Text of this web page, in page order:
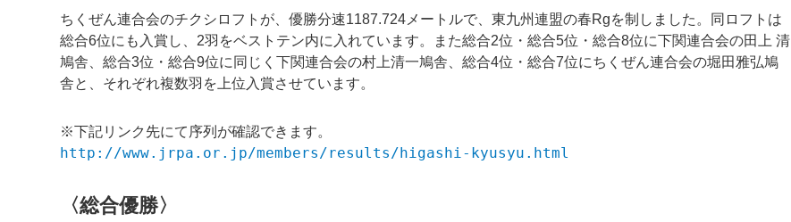
ちくぜん連合会のチクシロフトが、優勝分速1187.724メートルで、東九州連盟の春Rgを制しました。同ロフトは
総合6位にも入賞し、2羽をベストテン内に入れています。また総合2位・総合5位・総合8位に下関連合会の田上 清
鳩舎、総合3位・総合9位に同じく下関連合会の村上清一鳩舎、総合4位・総合7位にちくぜん連合会の堀田雅弘鳩
舎と、それぞれ複数羽を上位入賞させています。
※下記リンク先にて序列が確認できます。
http://www.jrpa.or.jp/members/results/higashi-kyusyu.html
〈総合優勝〉